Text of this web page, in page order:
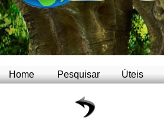
Home Pesquisar Úteis